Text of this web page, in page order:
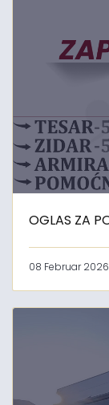
OGLAS ZA
08 Februar 2026